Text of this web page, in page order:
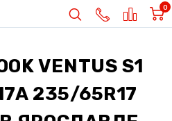
0
VENTUS S1
235/65R17